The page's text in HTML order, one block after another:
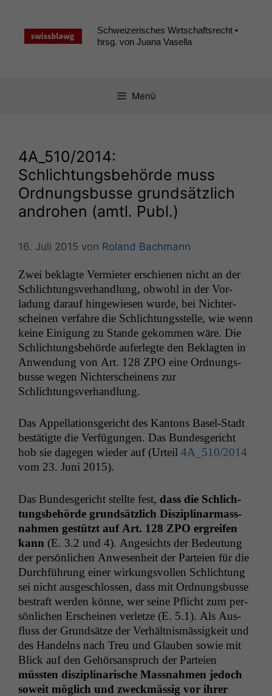
springen
Schweizerisches Wirtschaftsrecht •
hrsg. von Juana Vasella
Menü
4A_510/2014:
Schlichtungsbehörde muss
Ordnungsbusse grundsätzlich
androhen (amtl. Publ.)
16. Juli 2015 von Roland Bachmann
Zwei beklagte Ver­mi­eter erschienen nicht an der
Schlich­tungsver­hand­lung, obwohl in der Vor­
ladung darauf hingewiesen wurde, bei Nichter­
scheinen ver­fahre die Schlich­tungsstelle, wie wenn
keine Eini­gung zu Stande gekom­men wäre. Die
Schlich­tungs­be­hörde aufer­legte den Beklagten in
Anwen­dung von Art. 128 ZPO eine Ord­nungs­
busse wegen Nichter­scheinens zur
Schlichtungsverhandlung.
Das Appel­la­tion­s­gericht des Kan­tons Basel-Stadt
bestätigte die Ver­fü­gun­gen. Das Bun­des­gericht
hob sie dage­gen wieder auf (Urteil 4A_510/2014
vom 23. Juni 2015).
Das Bun­des­gericht stellte fest, dass die Schlich­
tungs­be­hörde grund­sät­zlich Diszi­pli­n­ar­mass­
nah­men gestützt auf Art. 128 ZPO ergreifen
kann (E. 3.2 und 4). Angesichts der Bedeu­tung
der per­sön­lichen Anwe­sen­heit der Parteien für die
Durch­führung ein­er wirkungsvollen Schlich­tung
sei nicht aus­geschlossen, dass mit Ord­nungs­busse
bestraft wer­den könne, wer seine Pflicht zum per­
sön­lichen Erscheinen ver­let­ze (E. 5.1). Als Aus­
fluss der Grund­sätze der Ver­hält­nis­mäs­sigkeit und
des Han­delns nach Treu und Glauben sowie mit
Blick auf den Gehör­sanspruch der Parteien
müssten diszi­pli­nar­ische Mass­nah­men jedoch
soweit möglich und zweck­mäs­sig vor ihrer